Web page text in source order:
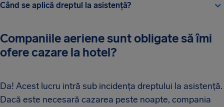
Când se aplică dreptul la asistență?
Companiile aeriene sunt obligate să îmi
ofere cazare la hotel?
Da! Acest lucru intră sub incidența dreptului la asistență.
Dacă este necesară cazarea peste noapte, compania